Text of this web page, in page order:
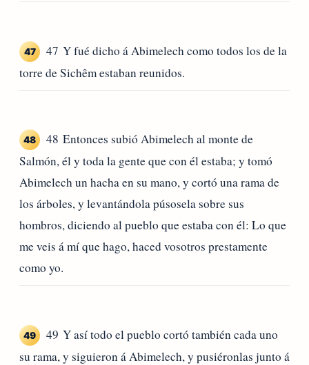
47
47 Y fué dicho á Abimelech como todos los de la
torre de Sichêm estaban reunidos.
48
48 Entonces subió Abimelech al monte de
Salmón, él y toda la gente que con él estaba; y tomó
Abimelech un hacha en su mano, y cortó una rama de
los árboles, y levantándola púsosela sobre sus
hombros, diciendo al pueblo que estaba con él: Lo que
me veis á mí que hago, haced vosotros prestamente
como yo.
49
49 Y así todo el pueblo cortó también cada uno
su rama, y siguieron á Abimelech, y pusiéronlas junto á